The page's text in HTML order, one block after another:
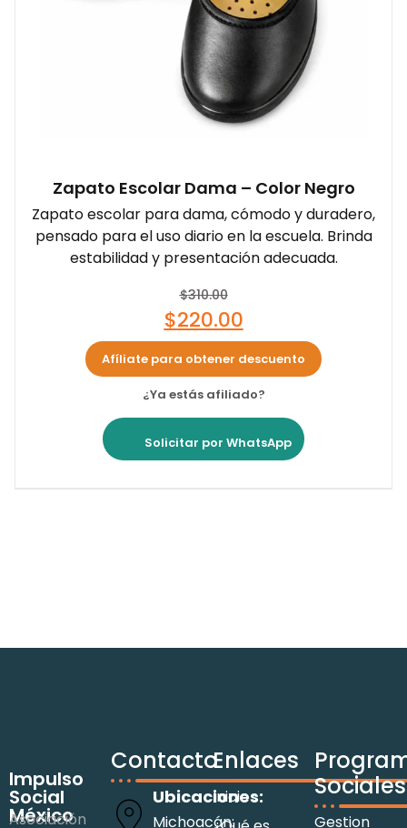
Zapato Escolar Dama – Color Negro
Zapato escolar para dama, cómodo y duradero,
pensado para el uso diario en la escuela. Brinda
estabilidad y presentación adecuada.
$310.00
$220.00
Afíliate para obtener descuento
¿Ya estás afiliado?
Solicitar por WhatsApp
Impulso
Social
México
Asociación
Contacto
Ubicaciones:
Michoacán:
Enlaces
Inicio
Sociales
Gestion